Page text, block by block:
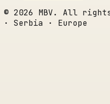
© 2026 MBV. All
· Serbia · Europe